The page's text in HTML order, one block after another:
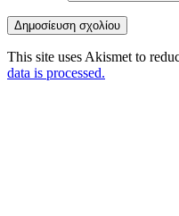
This site uses Akismet to
data is processed.